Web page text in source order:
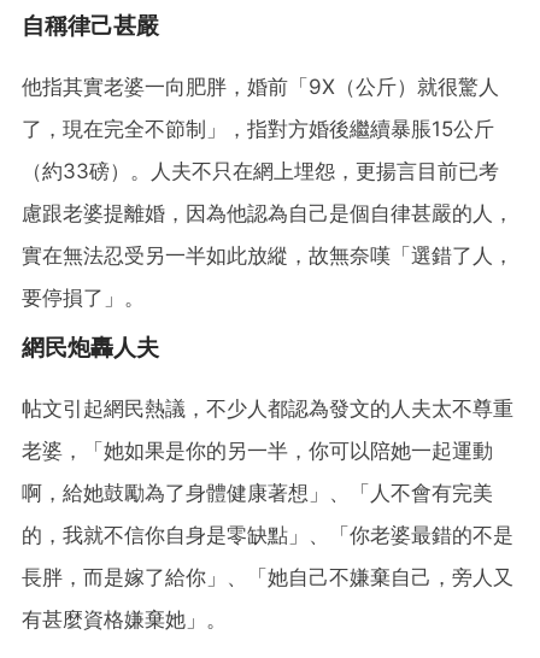
自稱律己甚嚴
他指其實老婆一向肥胖，婚前「9X（公斤）就很驚人
了，現在完全不節制」，指對方婚後繼續暴脹15公斤
（約33磅）。人夫不只在網上埋怨，更揚言目前已考
慮跟老婆提離婚，因為他認為自己是個自律甚嚴的人，
實在無法忍受另一半如此放縱，故無奈嘆「選錯了人，
要停損了」。
網民炮轟人夫
帖文引起網民熱議，不少人都認為發文的人夫太不尊重
老婆，「她如果是你的另一半，你可以陪她一起運動
啊，給她鼓勵為了身體健康著想」、「人不會有完美
的，我就不信你自身是零缺點」、「你老婆最錯的不是
長胖，而是嫁了給你」、「她自己不嫌棄自己，旁人又
有甚麼資格嫌棄她」。